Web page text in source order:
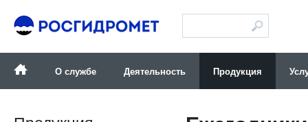
О службе Деятельность Продукция